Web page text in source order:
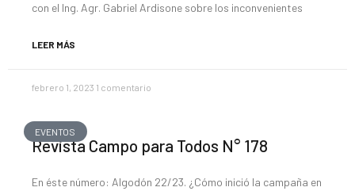
con el Ing. Agr. Gabriel Ardisone sobre los inconvenientes
LEER MÁS
febrero 1, 2023 1 comentario
EVENTOS
Revista Campo para Todos N° 178
En éste número: Algodón 22/23. ¿Cómo inició la campaña en